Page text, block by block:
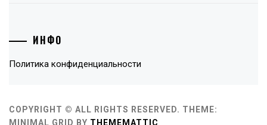
ИНФО
Политика конфиденциальности
COPYRIGHT © ALL RIGHTS RESERVED. THEME:
MINIMAL GRID BY THEMEMATTIC